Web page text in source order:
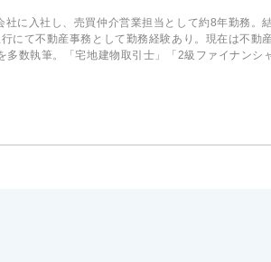
に入社し、売買仲介営業担当として約8年勤務。
にて不動産事務として勤務経験あり。現在は不動
数執筆。「宅地建物取引士」「2級ファイナンシ